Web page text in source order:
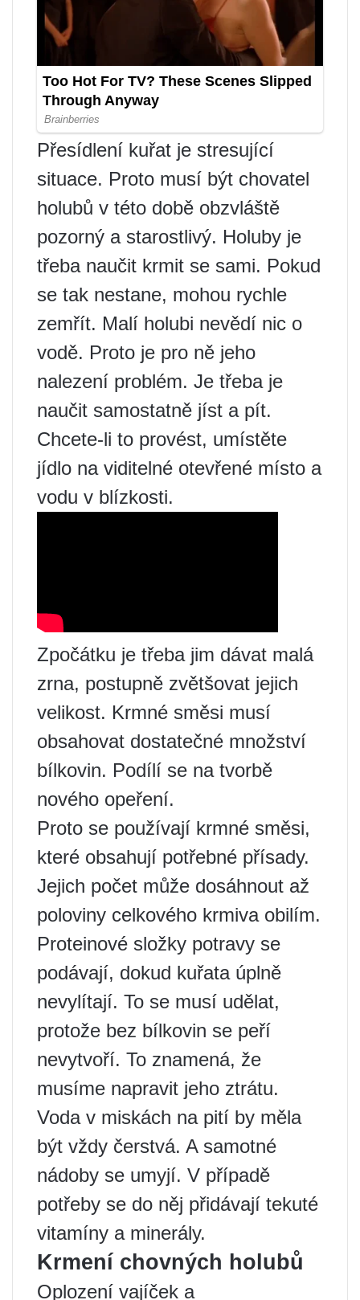
Přesídlení kuřat je stresující
situace. Proto musí být chovatel
holubů v této době obzvláště
pozorný a starostlivý. Holuby je
třeba naučit krmit se sami. Pokud
se tak nestane, mohou rychle
zemřít. Malí holubi nevědí nic o
vodě. Proto je pro ně jeho
nalezení problém. Je třeba je
naučit samostatně jíst a pít.
Chcete-li to provést, umístěte
jídlo na viditelné otevřené místo a
vodu v blízkosti.
Zpočátku je třeba jim dávat malá
zrna, postupně zvětšovat jejich
velikost. Krmné směsi musí
obsahovat dostatečné množství
bílkovin. Podílí se na tvorbě
nového opeření.
Proto se používají krmné směsi,
které obsahují potřebné přísady.
Jejich počet může dosáhnout až
poloviny celkového krmiva obilím.
Proteinové složky potravy se
podávají, dokud kuřata úplně
nevylítají. To se musí udělat,
protože bez bílkovin se peří
nevytvoří. To znamená, že
musíme napravit jeho ztrátu.
Voda v miskách na pití by měla
být vždy čerstvá. A samotné
nádoby se umyjí. V případě
potřeby se do něj přidávají tekuté
vitamíny a minerály.
Krmení chovných holubů
Oplození vajíček a